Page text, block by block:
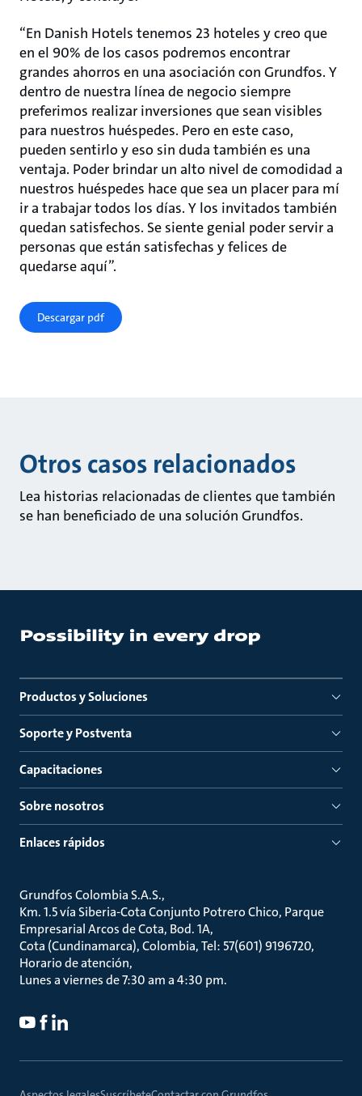
“En Danish Hotels tenemos 23 hoteles y creo que
en el 90% de los casos podremos encontrar
grandes ahorros en una asociación con Grundfos. Y
dentro de nuestra línea de negocio siempre
preferimos realizar inversiones que sean visibles
para nuestros huéspedes. Pero en este caso,
pueden sentirlo y eso sin duda también es una
ventaja. Poder brindar un alto nivel de comodidad a
nuestros huéspedes hace que sea un placer para mí
ir a trabajar todos los días. Y los invitados también
quedan satisfechos. Se siente genial poder servir a
personas que están satisfechas y felices de
quedarse aquí”.
Descargar pdf
Otros casos relacionados
Lea historias relacionadas de clientes que también
se han beneficiado de una solución Grundfos.
Productos y Soluciones
Soporte y Postventa
Capacitaciones
Sobre nosotros
Enlaces rápidos
Grundfos Colombia S.A.S.
Km. 1.5 vía Siberia-Cota Conjunto Potrero Chico, Parque
Empresarial Arcos de Cota, Bod. 1A
Cota (Cundinamarca), Colombia, Tel: 57(601) 9196720
Horario de atención
Lunes a viernes de 7:30 am a 4:30 pm.